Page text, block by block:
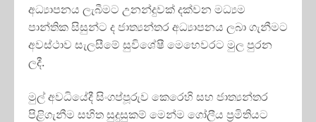
අධ්‍යාපනය ලැබීමට උනන්දුවක් දක්වන මධ්‍යම
පාන්තික සිසුන්ට ද ජාත්‍යන්තර අධ්‍යාපනය ලබා ගැනීමට
අවස්ථාව සැලසීමේ සුවිශේෂී මෙහෙවරට මුල පුරන
ලදී.
මුල් අවධියේදී සිංගප්පූරුව කෙරෙහි සහ ජාත්‍යන්තර
පිළිගැනීම සහිත සුදුසුකම් මෙන්ම ගෝලීය ප්‍රමිතියට